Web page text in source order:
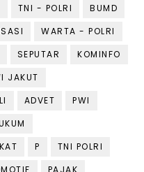
TNI - POLRI
BUMD
WARTA - POLRI
SEPUTAR
KOMINFO
JAKUT
ADVET
PWI
P
TNI POLRI
PAJAK